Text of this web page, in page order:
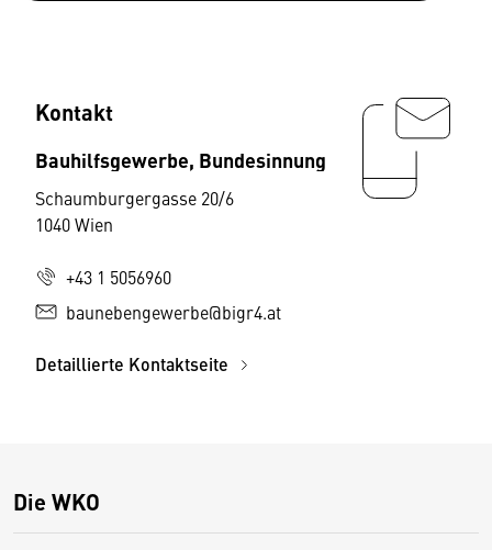
Kontakt
Bauhilfsgewerbe, Bundesinnung
Schaumburgergasse 20/6
1040 Wien
+43 1 5056960
baunebengewerbe@bigr4.at
Detaillierte Kontaktseite
Die WKO